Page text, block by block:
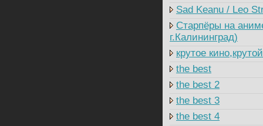
Sad Keanu / Leo
Старпёры на
г.Калининград)
крутое
the best
the best 2
the best 3
the best 4